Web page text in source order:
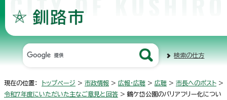
検索の仕方
現在の位置： トップページ > 市政情報 > 広報・広聴 > 広聴 > 市長へのポスト >
令和7年度にいただいた主なご意見と回答 > 鶴ケ岱公園のバリアフリー化につい